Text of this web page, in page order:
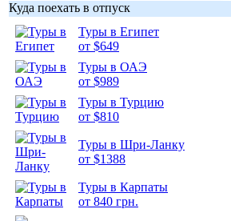
Куда поехать в отпуск
Туры в Египет
от $649
Туры в ОАЭ
от $989
Туры в Турцию
от $810
Туры в Шри-Ланку
от $1388
Туры в Карпаты
от 840 грн.